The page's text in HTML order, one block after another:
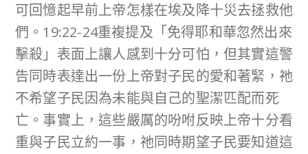
可回憶起早前上帝怎樣在埃及降十災去拯救他
們。19:22-24重複提及「免得耶和華忽然出來
擊殺」表面上讓人感到十分可怕，但其實這警
告同時表達出一份上帝對子民的愛和著緊，祂
不希望子民因為未能與自己的聖潔匹配而死
亡。事實上，這些嚴厲的吩咐反映上帝十分看
重與子民立約一事，祂同時期望子民要知道這